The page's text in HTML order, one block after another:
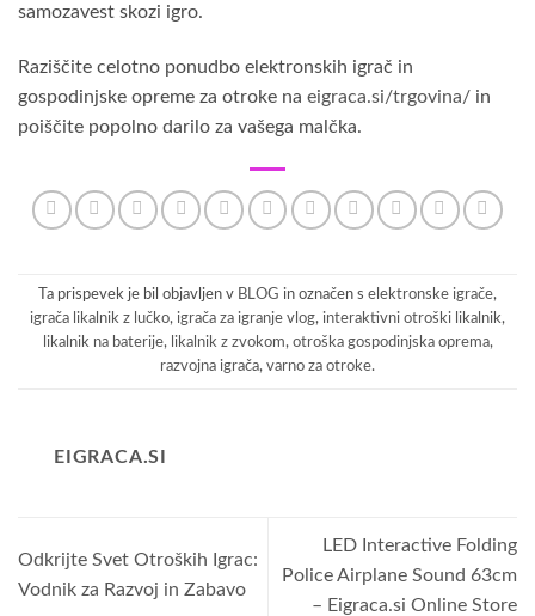
samozavest skozi igro.
Raziščite celotno ponudbo elektronskih igrač in
gospodinjske opreme za otroke na eigraca.si/trgovina/ in
poiščite popolno darilo za vašega malčka.
Ta prispevek je bil objavljen v BLOG in označen s elektronske igrače,
igrača likalnik z lučko, igrača za igranje vlog, interaktivni otroški likalnik,
likalnik na baterije, likalnik z zvokom, otroška gospodinjska oprema,
razvojna igrača, varno za otroke.
EIGRACA.SI
Odkrijte Svet Otroških Igrac:
Vodnik za Razvoj in Zabavo
LED Interactive Folding
Police Airplane Sound 63cm
– Eigraca.si Online Store